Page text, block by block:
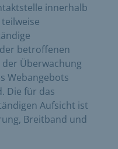
innerhalb
betroffenen
Überwachung
Webangebots
Die für das
Aufsicht ist
Breitband und